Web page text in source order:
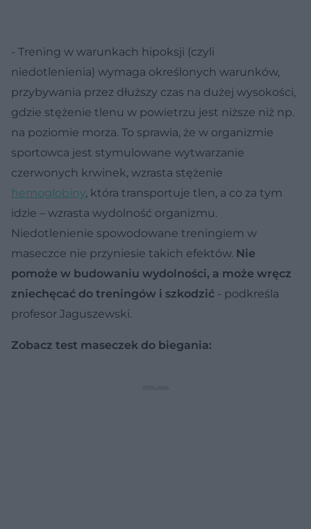
- Trening w warunkach hipoksji (czyli
niedotlenienia) wymaga określonych warunków,
przybywania przez dłuższy czas na dużej wysokości,
gdzie stężenie tlenu w powietrzu jest niższe niż np.
na poziomie morza. To sprawia, że w organizmie
sportowca jest stymulowane wytwarzanie
czerwonych krwinek, wzrasta stężenie
hemoglobiny, która transportuje tlen, a co za tym
idzie – wzrasta wydolność organizmu.
Niedotlenienie spowodowane treningiem w
maseczce nie przyniesie takich efektów. Nie
pomoże w budowaniu wydolności, a może wręcz
zniechęcać do treningów i szkodzić - podkreśla
profesor Jaguszewski.
Zobacz test maseczek do biegania: